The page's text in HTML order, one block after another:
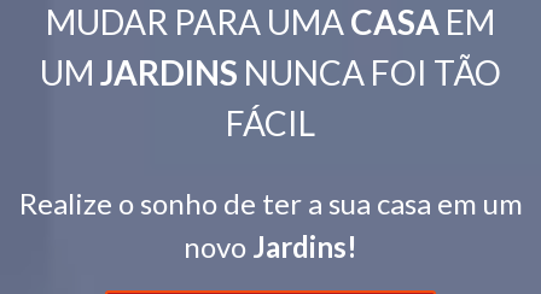
MUDAR PARA UMACASA EM
UM JARDINS NUNCA FOI TÃO
FÁCIL
Realize o sonho de ter a sua casa em um
novo Jardins!